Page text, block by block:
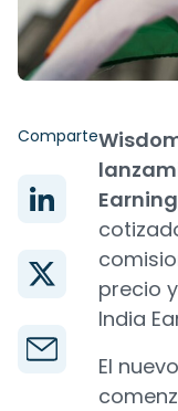
Comparte
precio
India
El